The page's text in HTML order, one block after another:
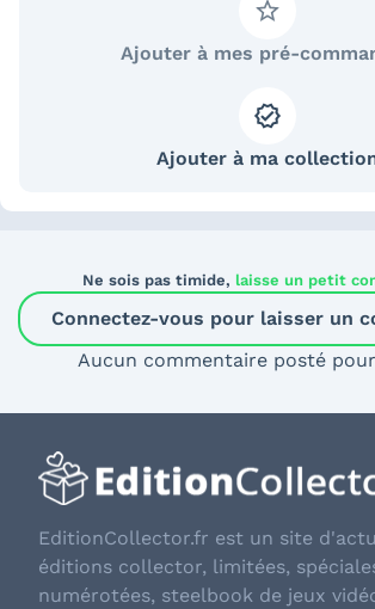
Ajouter à mes pré-
Ajouter à ma
Ne sois pas timide, laisse un petit
Connectez-vous pour laisser un
Aucun commentaire posté
EditionCollector.fr est un site
éditions collector, limitées,
numérotées, steelbook de jeux